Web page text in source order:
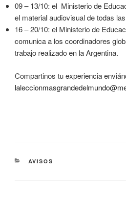
09 – 13/10: el Ministerio de
el material audiovisual de todas
16 – 20/10: el Ministerio de
comunica a los coordinadores
trabajo realizado en la Argentina.
Compartinos tu experiencia
AVISOS